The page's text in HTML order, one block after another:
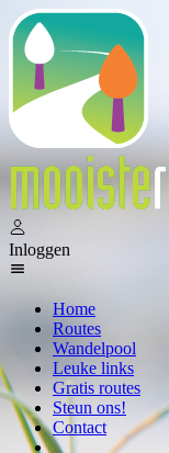
Inloggen
Home
Routes
Wandelpool
Leuke links
Gratis routes
Steun ons!
Contact